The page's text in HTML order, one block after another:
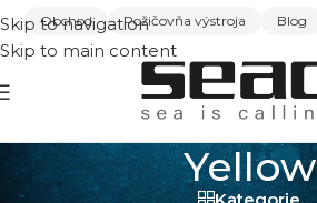
Skip to navigation
Skip to main content
Obchod Požičovňa výstroja Blog
Yellow